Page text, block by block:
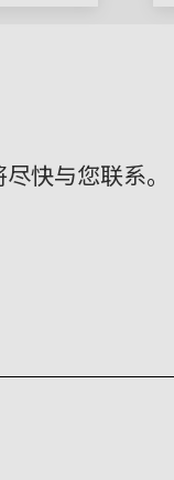
快与您联系。